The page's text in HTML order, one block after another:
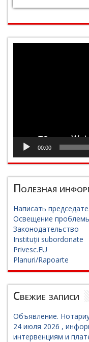
00:00
Полезная
Написать
Освещение
Законодательство
Instituții subordonate
Privesc.EU
Planuri/Rapoarte
Свежие записи
Объявление.
24 июля 2026 ,
интервенциям и